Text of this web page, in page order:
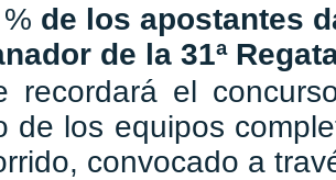
% de los apostantes
de la 31ª
recordará el
de los equipos
convocado a